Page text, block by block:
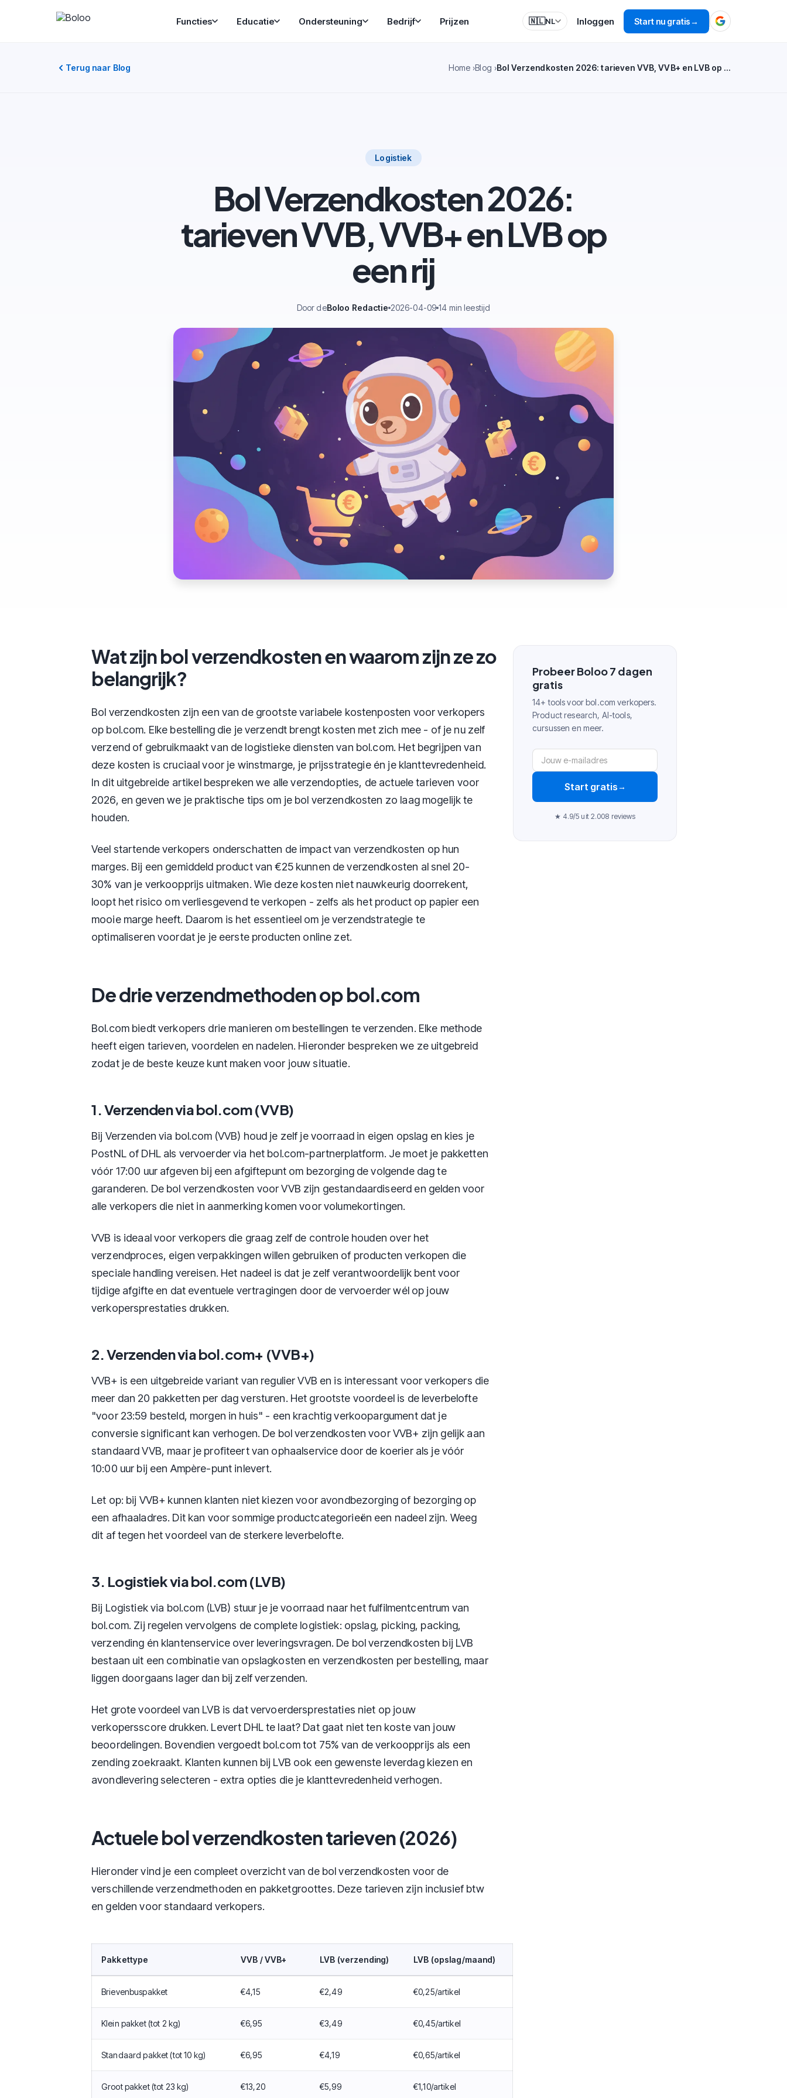
Functies Educatie Ondersteuning Bedrijf Prijzen 🇳🇱NL Inloggen Start nu gratis→
Terug naar Blog Home Blog Bol Verzendkosten 2026: tarieven VVB, VVB+ en LVB op een rij
Logistiek
Bol Verzendkosten 2026:
tarieven VVB, VVB+ en LVB op
een rij
Door deBoloo Redactie 2026-04-09 14 min leestijd
Wat zijn bol verzendkosten en waarom zijn ze zo
belangrijk?
Bol verzendkosten zijn een van de grootste variabele kostenposten voor verkopers
op bol.com. Elke bestelling die je verzendt brengt kosten met zich mee - of je nu zelf
verzend of gebruikmaakt van de logistieke diensten van bol.com. Het begrijpen van
deze kosten is cruciaal voor je winstmarge, je prijsstrategie én je klanttevredenheid.
In dit uitgebreide artikel bespreken we alle verzendopties, de actuele tarieven voor
2026, en geven we je praktische tips om je bol verzendkosten zo laag mogelijk te
houden.
Veel startende verkopers onderschatten de impact van verzendkosten op hun
marges. Bij een gemiddeld product van €25 kunnen de verzendkosten al snel 20-
30% van je verkoopprijs uitmaken. Wie deze kosten niet nauwkeurig doorrekent,
loopt het risico om verliesgevend te verkopen - zelfs als het product op papier een
mooie marge heeft. Daarom is het essentieel om je verzendstrategie te
optimaliseren voordat je je eerste producten online zet.
De drie verzendmethoden op bol.com
Bol.com biedt verkopers drie manieren om bestellingen te verzenden. Elke methode
heeft eigen tarieven, voordelen en nadelen. Hieronder bespreken we ze uitgebreid
zodat je de beste keuze kunt maken voor jouw situatie.
1. Verzenden via bol.com (VVB)
Bij Verzenden via bol.com (VVB) houd je zelf je voorraad in eigen opslag en kies je
PostNL of DHL als vervoerder via het bol.com-partnerplatform. Je moet je pakketten
vóór 17:00 uur afgeven bij een afgiftepunt om bezorging de volgende dag te
garanderen. De bol verzendkosten voor VVB zijn gestandaardiseerd en gelden voor
alle verkopers die niet in aanmerking komen voor volumekortingen.
VVB is ideaal voor verkopers die graag zelf de controle houden over het
verzendproces, eigen verpakkingen willen gebruiken of producten verkopen die
speciale handling vereisen. Het nadeel is dat je zelf verantwoordelijk bent voor
tijdige afgifte en dat eventuele vertragingen door de vervoerder wél op jouw
verkopersprestaties drukken.
2. Verzenden via bol.com+ (VVB+)
VVB+ is een uitgebreide variant van regulier VVB en is interessant voor verkopers die
meer dan 20 pakketten per dag versturen. Het grootste voordeel is de leverbelofte
"voor 23:59 besteld, morgen in huis" - een krachtig verkoopargument dat je
conversie significant kan verhogen. De bol verzendkosten voor VVB+ zijn gelijk aan
standaard VVB, maar je profiteert van ophaalservice door de koerier als je vóór
10:00 uur bij een Ampère-punt inlevert.
Let op: bij VVB+ kunnen klanten niet kiezen voor avondbezorging of bezorging op
een afhaaladres. Dit kan voor sommige productcategorieën een nadeel zijn. Weeg
dit af tegen het voordeel van de sterkere leverbelofte.
3. Logistiek via bol.com (LVB)
Bij Logistiek via bol.com (LVB) stuur je je voorraad naar het fulfilmentcentrum van
bol.com. Zij regelen vervolgens de complete logistiek: opslag, picking, packing,
verzending én klantenservice over leveringsvragen. De bol verzendkosten bij LVB
bestaan uit een combinatie van opslagkosten en verzendkosten per bestelling, maar
liggen doorgaans lager dan bij zelf verzenden.
Het grote voordeel van LVB is dat vervoerdersprestaties niet op jouw
verkopersscore drukken. Levert DHL te laat? Dat gaat niet ten koste van jouw
beoordelingen. Bovendien vergoedt bol.com tot 75% van de verkoopprijs als een
zending zoekraakt. Klanten kunnen bij LVB ook een gewenste leverdag kiezen en
avondlevering selecteren - extra opties die je klanttevredenheid verhogen.
Actuele bol verzendkosten tarieven (2026)
Hieronder vind je een compleet overzicht van de bol verzendkosten voor de
verschillende verzendmethoden en pakketgroottes. Deze tarieven zijn inclusief btw
en gelden voor standaard verkopers.
Pakkettype VVB / VVB+ LVB (verzending) LVB (opslag/maand)
Brievenbuspakket €4,15 €2,49 €0,25/artikel
Klein pakket (tot 2 kg) €6,95 €3,49 €0,45/artikel
Standaard pakket (tot 10 kg) €6,95 €4,19 €0,65/artikel
Groot pakket (tot 23 kg) €13,20 €5,99 €1,10/artikel
Probeer Boloo 7 dagen
gratis
14+ tools voor bol.com verkopers.
Product research, AI-tools,
cursussen en meer.
Start gratis→
★ 4.9/5 uit 2.008 reviews